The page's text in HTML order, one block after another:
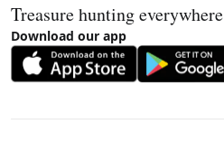
Treasure hunting everywhere
Download our app